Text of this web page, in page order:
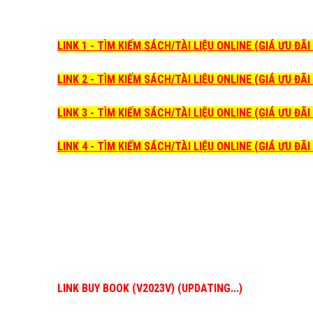
LINK 1 - TÌM KIẾM SÁCH/TÀI LIỆU ONLINE (GIÁ ƯU
LINK 2 - TÌM KIẾM SÁCH/TÀI LIỆU ONLINE (GIÁ ƯU
LINK 3 - TÌM KIẾM SÁCH/TÀI LIỆU ONLINE (GIÁ ƯU
LINK 4 - TÌM KIẾM SÁCH/TÀI LIỆU ONLINE (GIÁ ƯU
LINK BUY BOOK (V2023V) (UPDATING...)